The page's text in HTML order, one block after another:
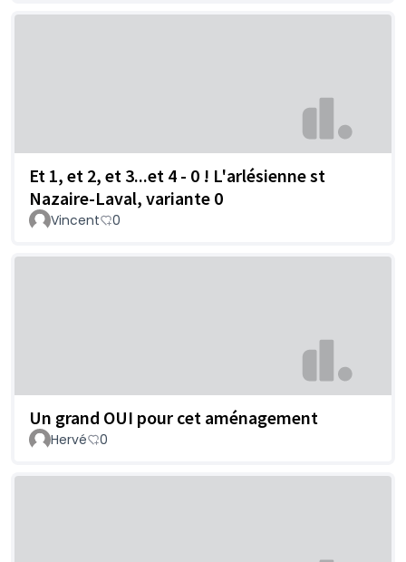
Et 1, et 2, et 3...et 4 - 0 ! L'arlésienne st
Nazaire-Laval, variante 0
Vincent 0
Un grand OUI pour cet aménagement
Hervé 0